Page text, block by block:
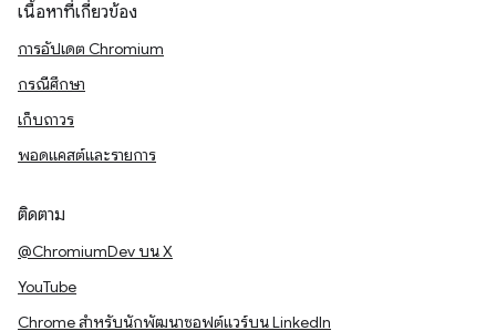
เนื้อหาที่เกี่ยวข้อง
การอัปเดต Chromium
กรณีศึกษา
เก็บถาวร
พอดแคสต์และรายการ
ติดตาม
@ChromiumDev บน X
YouTube
Chrome สำหรับนักพัฒนาซอฟต์แวร์บน LinkedIn